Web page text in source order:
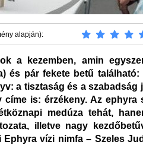
alapján):
a kezemben, amin
és pár fekete betű
a tisztaság és a szabadság
címe is: érzékeny. Az
medúza tehát,
illetve nagy
Ephyra vízi nimfa – Szeles